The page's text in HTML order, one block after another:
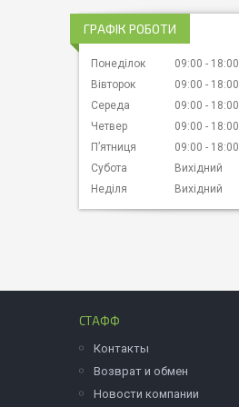
ГРАФІК РОБОТИ
Понеділок 09:00
18:00
Вівторок
09:00
18:00
Середа
09:00
18:00
Четвер
09:00
18:00
Пʼятниця
09:00
18:00
Субота
Вихідний
Неділя
Вихідний
СТАФФ
Контакты
Возврат и обмен
Новости компании